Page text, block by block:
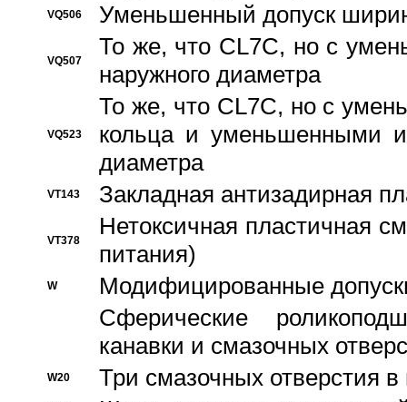
VQ506 Уменьшенный допуск
VQ507
То же, что CL7C, но с
наружного диаметра
VQ523
То же, что CL7C, но с
кольца и уменьшенными
диаметра
VT143 Закладная антизадирная
VT378
Нетоксичная пластичная
питания)
W
Модифицированные
Сферические
канавки и смазочных
W20 Три смазочных отверстия